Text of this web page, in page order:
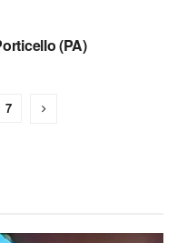
(PA)
7